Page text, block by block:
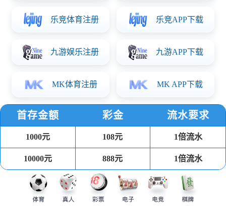
直杆扇 天猫商城